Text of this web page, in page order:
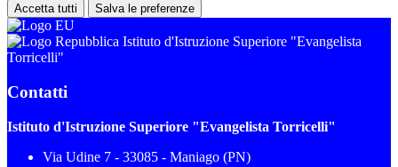
Accetta tutti Salva le preferenze
Istituto d'Istruzione Superiore "Evangelista
Torricelli"
Contatti
Istituto d'Istruzione Superiore "Evangelista Torricelli"
Via Udine 7 - 33085 - Maniago (PN)